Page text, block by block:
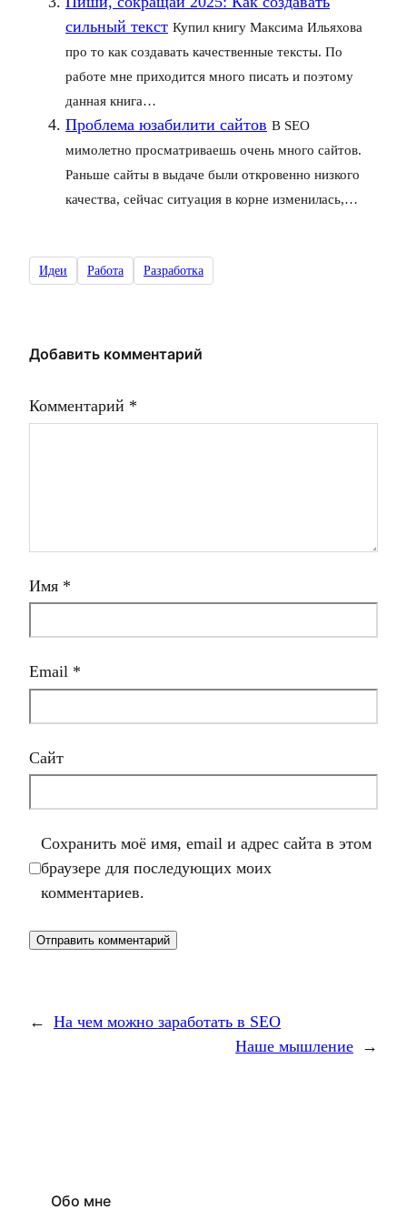
сильный текст Купил книгу Максима Ильяхова
про то как создавать качественные тексты. По
работе мне приходится много писать и поэтому
данная книга…
Проблема юзабилити сайтов В SEO
мимолетно просматриваешь очень много сайтов.
Раньше сайты в выдаче были откровенно низкого
качества, сейчас ситуация в корне изменилась,…
Идеи Работа Разработка
Добавить комментарий
Комментарий *
Имя *
Email *
Сайт
Сохранить моё имя, email и адрес сайта в этом
браузере для последующих моих
комментариев.
← На чем можно заработать в SEO
Наше мышление →
Обо мне